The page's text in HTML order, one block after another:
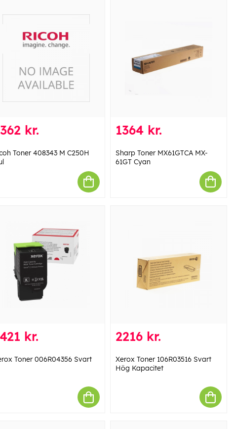
kr.
Toner 408343 M C250H
1364 kr.
Sharp Toner MX61GTCA MX-
61GT Cyan
kr.
Toner 006R04356 Svart
2216 kr.
Xerox Toner 106R03516 Svart
Hög Kapacitet